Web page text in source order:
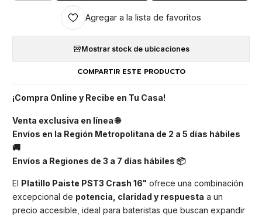
Agregar a la lista de favoritos
Mostrar stock de ubicaciones
COMPARTIR ESTE PRODUCTO
¡Compra Online y Recibe en Tu Casa!
Venta exclusiva en línea 🌐
Envíos en la Región Metropolitana de 2 a 5 días hábiles
🚚
Envíos a Regiones de 3 a 7 días hábiles 📦
El Platillo Paiste PST3 Crash 16" ofrece una combinación
excepcional de potencia, claridad y respuesta a un
precio accesible, ideal para bateristas que buscan expandir